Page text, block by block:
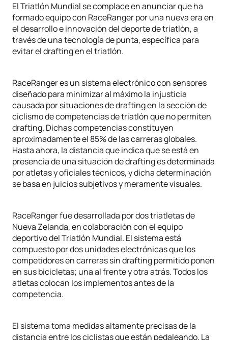
El Triatlón Mundial se complace en anunciar que ha
formado equipo con RaceRanger por una nueva era en
el desarrollo e innovación del deporte de triatlón, a
través de una tecnología de punta, específica para
evitar el drafting en el triatlón.
RaceRanger es un sistema electrónico con sensores
diseñado para minimizar al máximo la injusticia
causada por situaciones de drafting en la sección de
ciclismo de competencias de triatlón que no permiten
drafting. Dichas competencias constituyen
aproximadamente el 85% de las carreras globales.
Hasta ahora, la distancia que indica que se está en
presencia de una situación de drafting es determinada
por atletas y oficiales técnicos, y dicha determinación
se basa en juicios subjetivos y meramente visuales.
RaceRanger fue desarrollada por dos triatletas de
Nueva Zelanda, en colaboración con el equipo
deportivo del Triatlón Mundial. El sistema está
compuesto por dos unidades electrónicas que los
competidores en carreras sin drafting permitido ponen
en sus bicicletas; una al frente y otra atrás. Todos los
atletas colocan los implementos antes de la
competencia.
El sistema toma medidas altamente precisas de la
distancia entre los ciclistas que están pedaleando. La